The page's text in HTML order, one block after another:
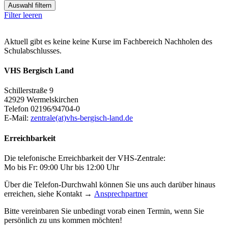
Auswahl filtern
Filter leeren
Aktuell gibt es keine keine Kurse im Fachbereich Nachholen des
Schulabschlusses.
VHS Bergisch Land
Schillerstraße 9
42929 Wermelskirchen
Telefon 02196/94704-0
E-Mail: zentrale(at)vhs-bergisch-land.de
Erreichbarkeit
Die telefonische Erreichbarkeit der VHS-Zentrale:
Mo bis Fr: 09:00 Uhr bis 12:00 Uhr
Über die Telefon-Durchwahl können Sie uns auch darüber hinaus
erreichen, siehe Kontakt → Ansprechpartner
Bitte vereinbaren Sie unbedingt vorab einen Termin, wenn Sie
persönlich zu uns kommen möchten!